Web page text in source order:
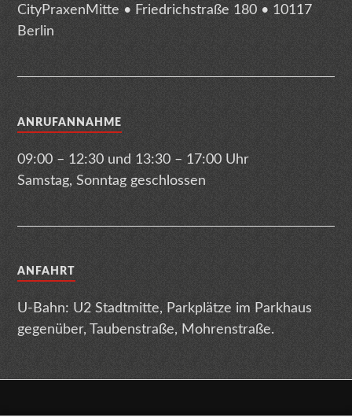
CityPraxenMitte • Friedrichstraße 180 • 10117
Berlin
ANRUFANNAHME
09:00 – 12:30 und 13:30 – 17:00 Uhr
Samstag, Sonntag geschlossen
ANFAHRT
U-Bahn: U2 Stadtmitte, Parkplätze im Parkhaus
gegenüber, Taubenstraße, Mohrenstraße.